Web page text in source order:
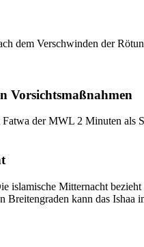
dem Verschwinden der
Vorsichtsmaßnahmen
der MWL 2 Minuten als
islamische Mitternacht
Breitengraden kann das Ishaa